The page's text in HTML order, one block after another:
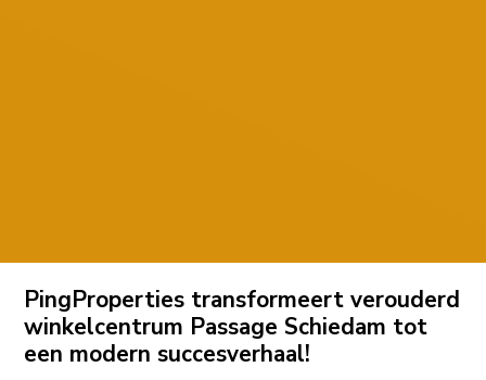
PingProperties transformeert verouderd
winkelcentrum Passage Schiedam tot
een modern succesverhaal!